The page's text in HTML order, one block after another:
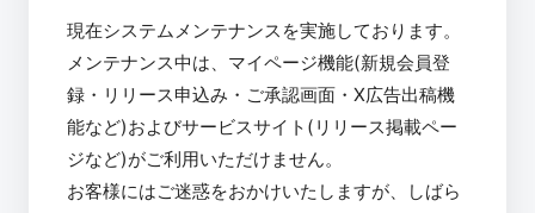
現在システムメンテナンスを実施しております。
メンテナンス中は、マイページ機能(新規会員登
録・リリース申込み・ご承認画面・X広告出稿機
能など)およびサービスサイト(リリース掲載ペー
ジなど)がご利用いただけません。
お客様にはご迷惑をおかけいたしますが、しばら